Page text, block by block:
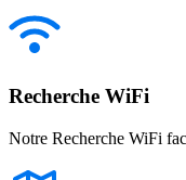
Recherche WiFi
Notre Recherche WiFi